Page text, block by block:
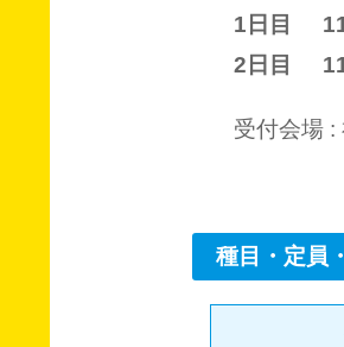
1日目
2日目
受付会場
種目・定員